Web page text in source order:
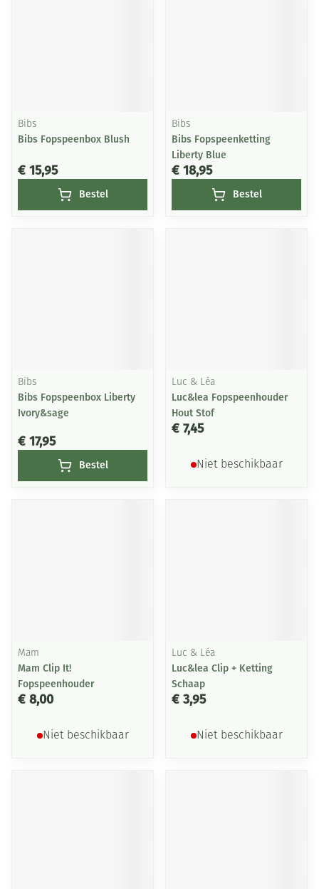
Bibs
Bibs Fopspeenbox Blush
€ 15,95
Bestel
Bibs
Bibs Fopspeenketting
Liberty Blue
€ 18,95
Bestel
Bibs
Bibs Fopspeenbox Liberty
Ivory&sage
€ 17,95
Bestel
Luc & Léa
Luc&lea Fopspeenhouder
Hout Stof
€ 7,45
Niet beschikbaar
Mam
Mam Clip It!
Fopspeenhouder
€ 8,00
Niet beschikbaar
Luc & Léa
Luc&lea Clip + Ketting
Schaap
€ 3,95
Niet beschikbaar